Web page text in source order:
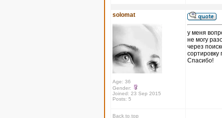
solomat
Age: 36
Gender:
Joined: 23 Sep 2015
Posts: 5
у меня
не могу
через
сортировку
Спасибо!
Back to top